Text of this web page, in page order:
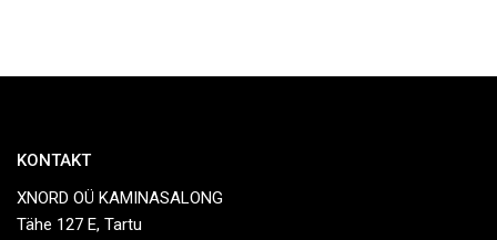
KONTAKT
XNORD OÜ KAMINASALONG
Tähe 127 E, Tartu